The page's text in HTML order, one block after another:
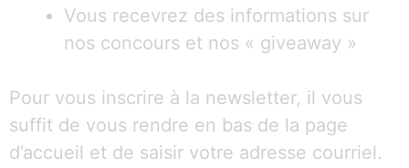
Vous recevrez des informations sur
nos concours et nos « giveaway »
Pour vous inscrire à la newsletter, il vous
suffit de vous rendre en bas de la page
d’accueil et de saisir votre adresse courriel.